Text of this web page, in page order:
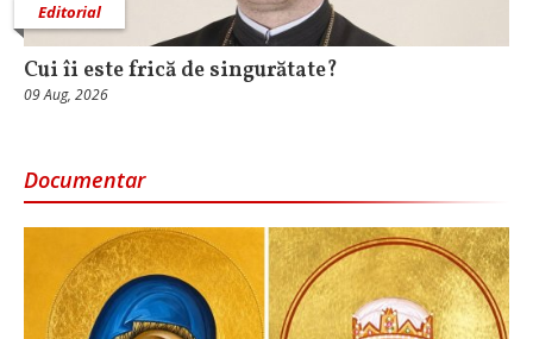
Editorial
Cui îi este frică de singurătate?
09 Aug, 2026
Documentar